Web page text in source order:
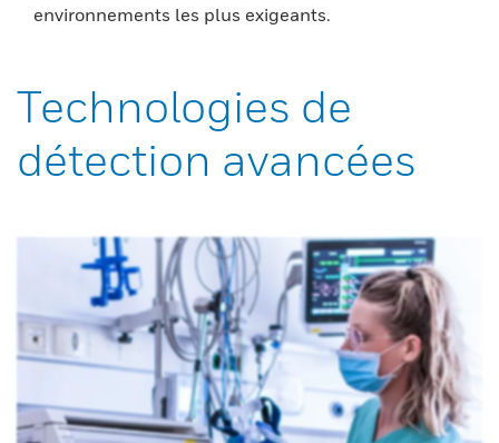
environnements les plus exigeants.
Technologies de
détection avancées